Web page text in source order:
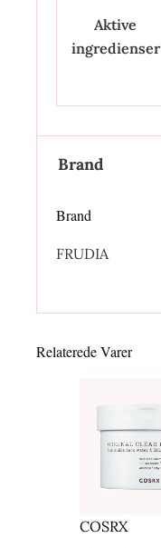
Aktive
ingredienser
Brand
Brand
FRUDIA
Relaterede Varer
COSRX